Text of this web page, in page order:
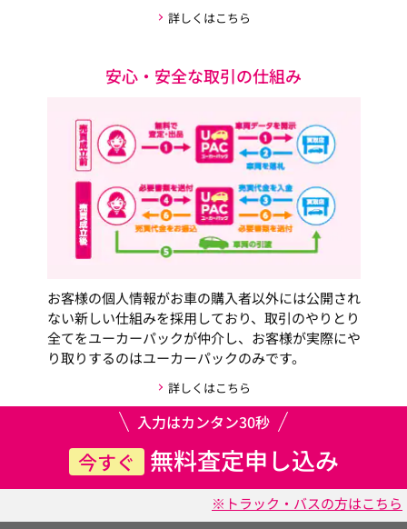
詳しくはこちら
安心・安全な取引の仕組み
お客様の個人情報がお車の購入者以外には公開され
ない新しい仕組みを採用しており、取引のやりとり
全てをユーカーパックが仲介し、お客様が実際にや
り取りするのはユーカーパックのみです。
詳しくはこちら
入力はカンタン30秒
今すぐ 無料査定申し込み
※トラック・バスの方はこちら